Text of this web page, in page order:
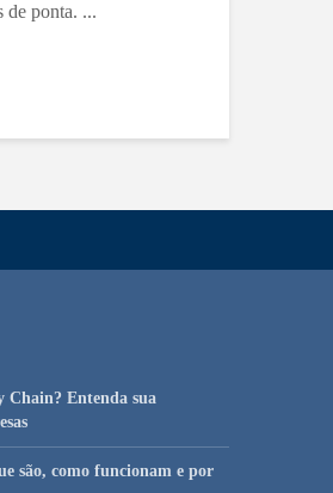
de ponta. ...
Chain? Entenda sua
são, como funcionam e por